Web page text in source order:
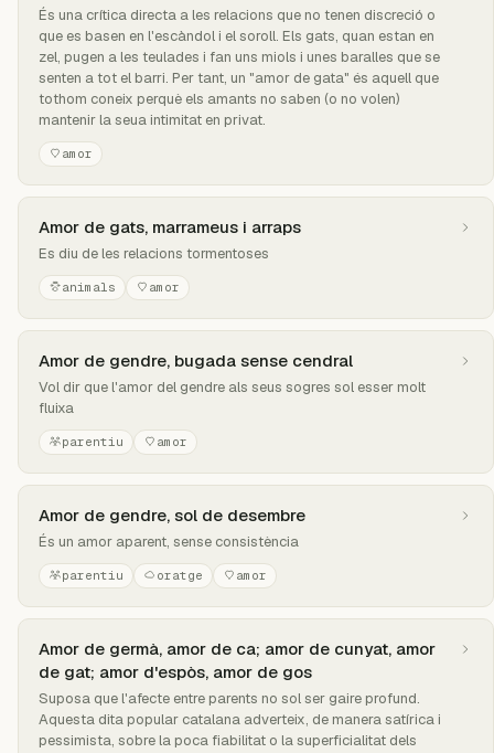
És una crítica directa a les relacions que no tenen discreció o
que es basen en l'escàndol i el soroll. Els gats, quan estan en
zel, pugen a les teulades i fan uns miols i unes baralles que se
senten a tot el barri. Per tant, un "amor de gata" és aquell que
tothom coneix perquè els amants no saben (o no volen)
mantenir la seua intimitat en privat.
amor
Amor de gats, marrameus i arraps
Es diu de les relacions tormentoses
animals amor
Amor de gendre, bugada sense cendral
Vol dir que l'amor del gendre als seus sogres sol esser molt
fluixa
parentiu amor
Amor de gendre, sol de desembre
És un amor aparent, sense consistència
parentiu oratge amor
Amor de germà, amor de ca; amor de cunyat, amor
de gat; amor d'espòs, amor de gos
Suposa que l'afecte entre parents no sol ser gaire profund.
Aquesta dita popular catalana adverteix, de manera satírica i
pessimista, sobre la poca fiabilitat o la superficialitat dels